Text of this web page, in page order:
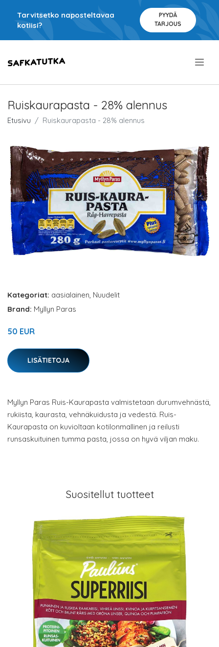
Tarvitsetko naposteltavaa
kotiisi?
PYYDÄ
TARJOUS
Ruiskaurapasta - 28% alennus
Etusivu Ruiskaurapasta - 28% alennus
Kategoriat: aasialainen, Nuudelit
Brand: Myllyn Paras
50 EUR
LISÄTIETOJA
Myllyn Paras Ruis-Kaurapasta valmistetaan durumvehnästä,
rukiista, kaurasta, vehnäkuidusta ja vedestä. Ruis-
Kaurapasta on kuvioltaan kotilonmallinen ja reilusti
runsaskuituinen tumma pasta, jossa on hyvä viljan maku.
Suositellut tuotteet